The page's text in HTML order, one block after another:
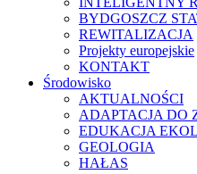
BYDGOSZCZ
REWITALIZACJA
Projekty europejskie
KONTAKT
Środowisko
AKTUALNOŚCI
ADAPTACJA DO
EDUKACJA
GEOLOGIA
HAŁAS